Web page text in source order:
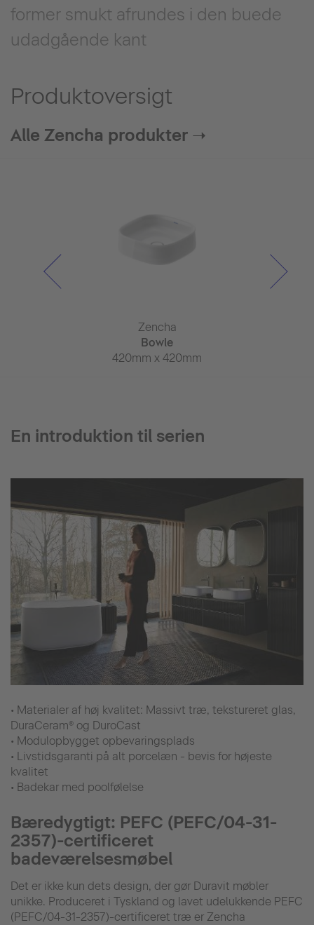
former smukt afrundes i den buede
udadgående kant
Produktoversigt
Alle Zencha produkter ➝
Zencha
Bowle
420mm x 420mm
En introduktion til serien
• Materialer af høj kvalitet: Massivt træ, tekstureret glas,
DuraCeram® og DuroCast
• Modulopbygget opbevaringsplads
• Livstidsgaranti på alt porcelæn - bevis for højeste
kvalitet
• Badekar med poolfølelse
Bæredygtigt: PEFC (PEFC/04-31-
2357)-certificeret
badeværelsesmøbel
Det er ikke kun dets design, der gør Duravit møbler
unikke. Produceret i Tyskland og lavet udelukkende PEFC
(PEFC/04-31-2357)-certificeret træ er Zencha